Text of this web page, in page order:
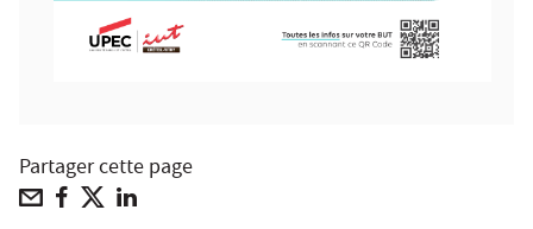
Partager cette page